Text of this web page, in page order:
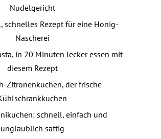
Nudelgericht
schnelles Rezept für eine Honig-
Nascherei
in 20 Minuten lecker essen mit
diesem Rezept
Zitronenkuchen, der frische
schnell, einfach und
unglaublich saftig